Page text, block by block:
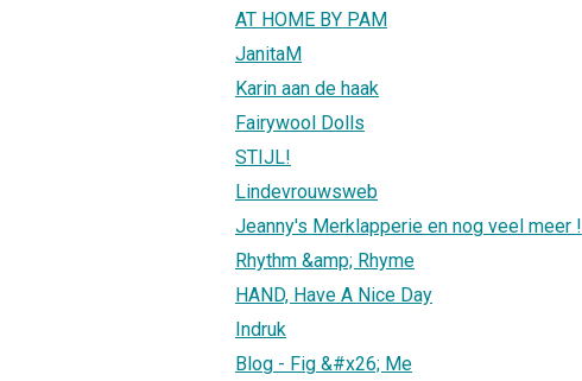
AT HOME BY PAM
JanitaM
Karin aan de haak
Fairywool Dolls
STIJL!
Lindevrouwsweb
Jeanny's Merklapperie en nog veel meer !
Rhythm &amp; Rhyme
HAND, Have A Nice Day
Indruk
Blog - Fig &#x26; Me